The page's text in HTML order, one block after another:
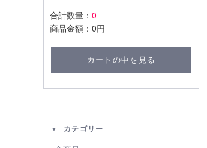
合計数量： 0
商品金額： 0円
カートの中を見る
カテゴリー